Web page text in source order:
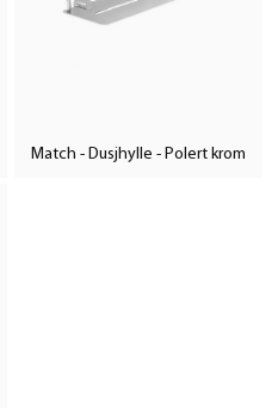
Match - Dusjhylle - Polert krom